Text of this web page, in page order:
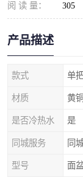
阅 读 量： 305
产品描述
款式 单
材质 黄
是否冷热水 是
同城服务 同
型号 面